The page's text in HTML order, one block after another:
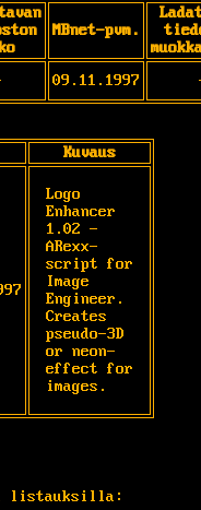
MBnet-pvm.
09.11.1997
Kuvaus
Logo
Enhancer
1.02 -
ARexx-
script for
Image
Engineer.
Creates
pseudo-3D
or neon-
effect for
images.
listauksilla: